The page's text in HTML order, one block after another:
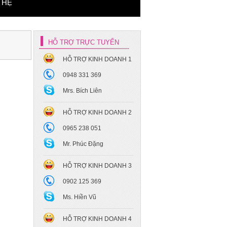
HỆ
HỖ TRỢ TRỰC TUYẾN
HỖ TRỢ KINH DOANH 1
0948 331 369
Mrs. Bích Liên
HỖ TRỢ KINH DOANH 2
0965 238 051
Mr. Phúc Đặng
HỖ TRỢ KINH DOANH 3
0902 125 369
Ms. Hiền Vũ
HỖ TRỢ KINH DOANH 4
Xe hoa cưới Mec S450
Xe hoa cưới - Toyota Camry